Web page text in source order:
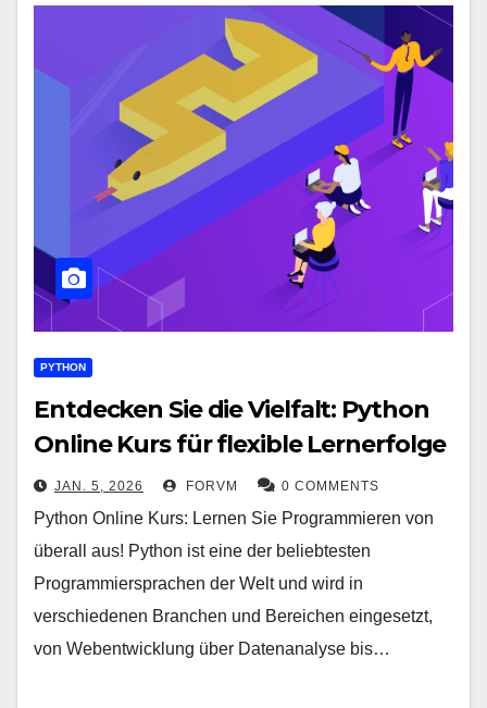
PYTHON
Entdecken Sie die Vielfalt: Python
Online Kurs für flexible Lernerfolge
JAN. 5, 2026 FORVM 0 COMMENTS
Python Online Kurs: Lernen Sie Programmieren von
überall aus! Python ist eine der beliebtesten
Programmiersprachen der Welt und wird in
verschiedenen Branchen und Bereichen eingesetzt,
von Webentwicklung über Datenanalyse bis…